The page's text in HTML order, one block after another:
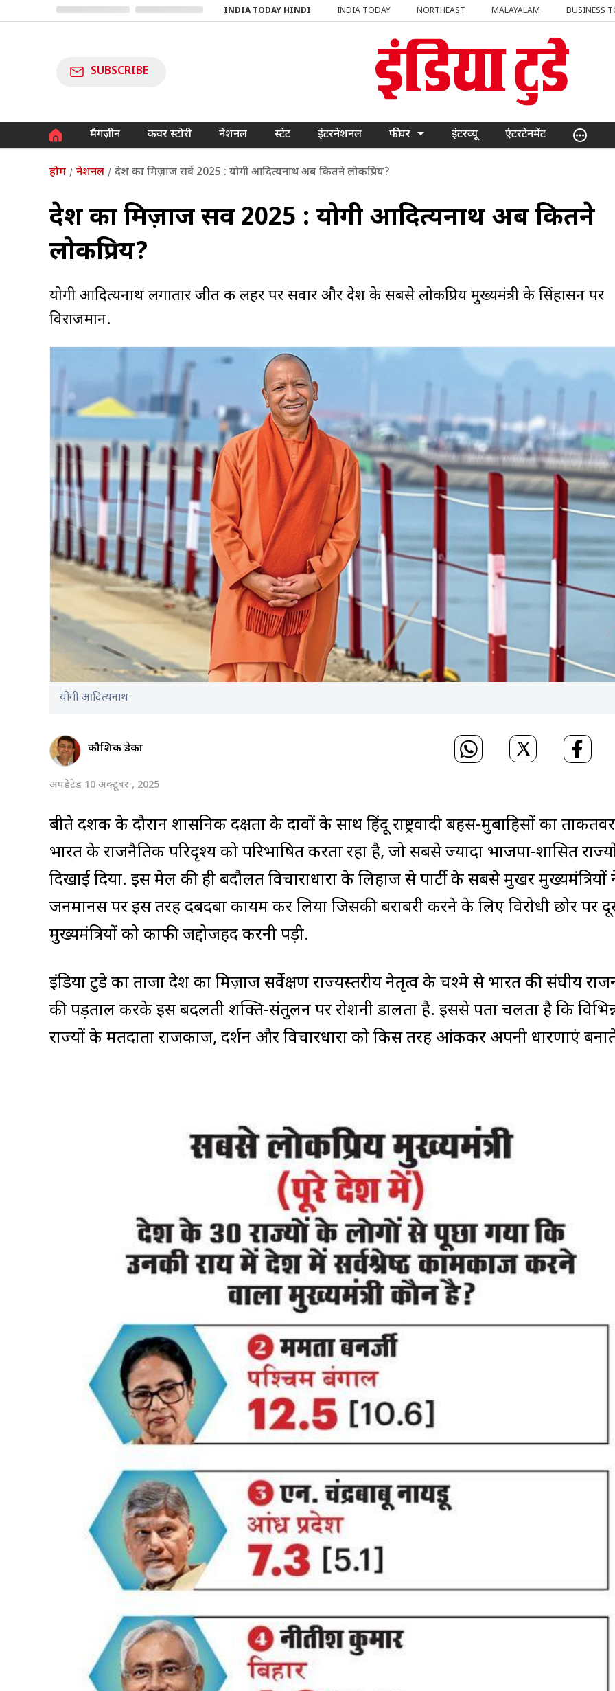
INDIA TODAY HINDI INDIA TODAY NORTHEAST MALAYALAM BUSINESS
SUBSCRIBE
मैगज़ीन कवर स्टोरी नेशनल स्टेट इंटरनेशनल फीचर इंटरव्यू एंटरटेनमेंट
होम नेशनल देश का मिज़ाज सर्वे 2025 : योगी आदित्यनाथ अब कितने लोकप्रिय?
देश का मिज़ाज सर्वे 2025 : योगी आदित्यनाथ अब कितने
लोकप्रिय?
योगी आदित्यनाथ लगातार जीत की लहर पर सवार और देश के सबसे लोकप्रिय मुख्यमंत्री के सिंहासन पर
विराजमान.
योगी आदित्यनाथ
कौशिक डेका
अपडेटेड 10 अक्टूबर , 2025
बीते दशक के दौरान प्रशासनिक दक्षता के दावों के साथ हिंदू राष्ट्रवादी बहस-मुबाहिसों का
भारत के राजनैतिक परिदृश्य को परिभाषित करता रहा है, जो सबसे ज्यादा भाजपा-शासित
दिखाई दिया. इस मेल की ही बदौलत विचाराधारा के लिहाज से पार्टी के सबसे मुखर मुख्यमंत्रियों
जनमानस पर इस तरह दबदबा कायम कर लिया जिसकी बराबरी करने के लिए विरोधी छोर पर
मुख्यमंत्रियों को काफी जद्दोजहद करनी पड़ी.
इंडिया टुडे का ताजा देश का मिज़ाज सर्वेक्षण राज्यस्तरीय नेतृत्व के चश्मे से भारत की संघीय
की पड़ताल करके इस बदलती शक्ति-संतुलन पर रोशनी डालता है. इससे पता चलता है कि
राज्यों के मतदाता राजकाज, प्रदर्शन और विचारधारा को किस तरह आंककर अपनी धारणाएं